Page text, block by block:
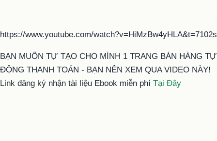
https://www.youtube.com/watch?v=HiMzBw4yHLA&t=7102s
BẠN MUỐN TỰ TẠO CHO MÌNH 1 TRANG BÁN HÀNG TỰ
ĐỘNG THANH TOÁN - BẠN NÊN XEM QUA VIDEO NÀY!
Link đăng ký nhận tài liệu Ebook miễn phí Tại Đây